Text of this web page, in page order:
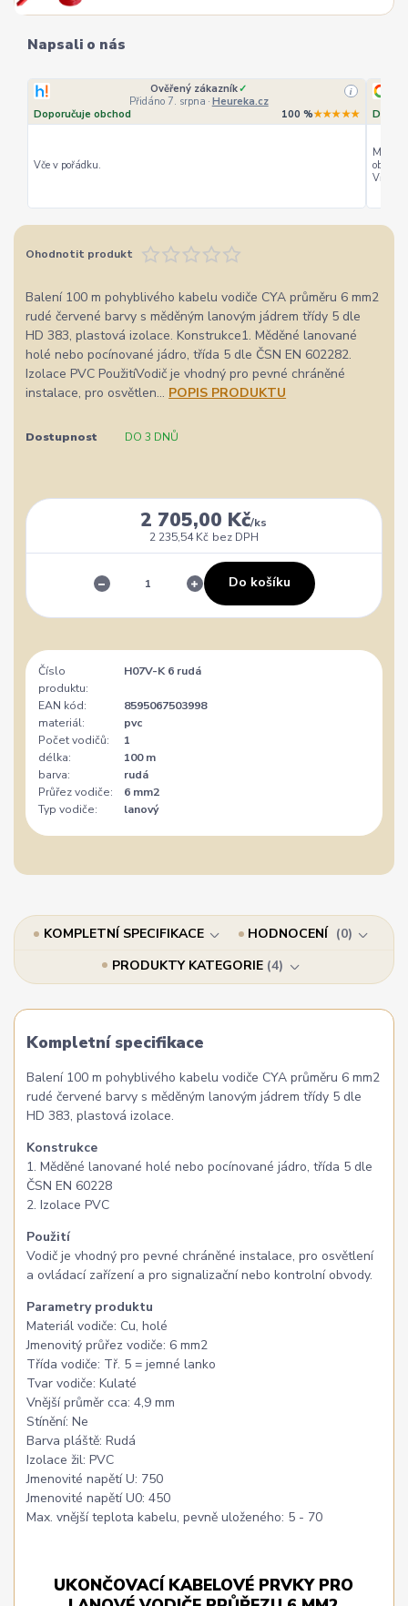
Napsali o nás
Ověřený zákazník✓
Přidáno 7. srpna · Heureka.cz
i
Doporučuje obchod 100 %★★★★★
Vče v pořádku.
Můžu
Vřele
Ohodnotit produkt
Balení 100 m pohyblivého kabelu vodiče CYA průměru 6 mm2
rudé červené barvy s měděným lanovým jádrem třídy 5 dle
HD 383, plastová izolace. Konstrukce1. Měděné lanované
holé nebo pocínované jádro, třída 5 dle ČSN EN 602282.
Izolace PVC PoužitíVodič je vhodný pro pevné chráněné
instalace, pro osvětlen... POPIS PRODUKTU
Dostupnost DO 3 DNŮ
2 705,00 Kč/ks
2 235,54 Kč bez DPH
Do košíku
Číslo
produktu:
H07V-K 6 rudá
EAN kód:
8595067503998
materiál:
pvc
Počet vodičů:
1
délka:
100 m
barva:
rudá
Průřez vodiče:
6 mm2
Typ vodiče:
lanový
KOMPLETNÍ SPECIFIKACE HODNOCENÍ
0
PRODUKTY KATEGORIE 4
Kompletní specifikace
Balení 100 m pohyblivého kabelu vodiče CYA průměru 6 mm2
rudé červené barvy s měděným lanovým jádrem třídy 5 dle
HD 383, plastová izolace.
Konstrukce
1. Měděné lanované holé nebo pocínované jádro, třída 5 dle
ČSN EN 60228
2. Izolace PVC
Použití
Vodič je vhodný pro pevné chráněné instalace, pro osvětlení
a ovládací zařízení a pro signalizační nebo kontrolní obvody.
Parametry produktu
Materiál vodiče: Cu, holé
Jmenovitý průřez vodiče: 6 mm2
Třída vodiče: Tř. 5 = jemné lanko
Tvar vodiče: Kulaté
Vnější průměr cca: 4,9 mm
Stínění: Ne
Barva pláště: Rudá
Izolace žil: PVC
Jmenovité napětí U: 750
Jmenovité napětí U0: 450
Max. vnější teplota kabelu, pevně uloženého: 5 - 70
UKONČOVACÍ KABELOVÉ PRVKY PRO